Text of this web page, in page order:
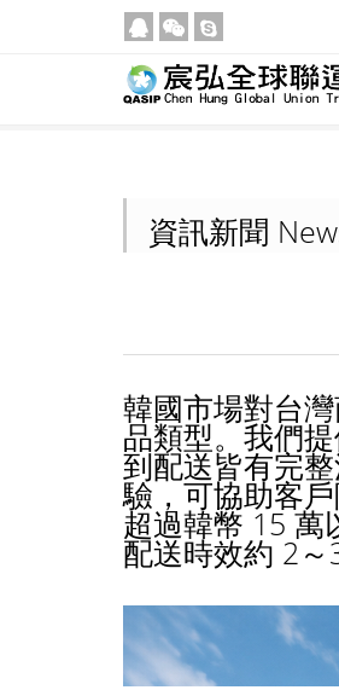
資訊新聞
韓國市場對台
品類型。我們
到配送皆有完
驗，可協助客
超過韓幣 15 萬
配送時效約 2